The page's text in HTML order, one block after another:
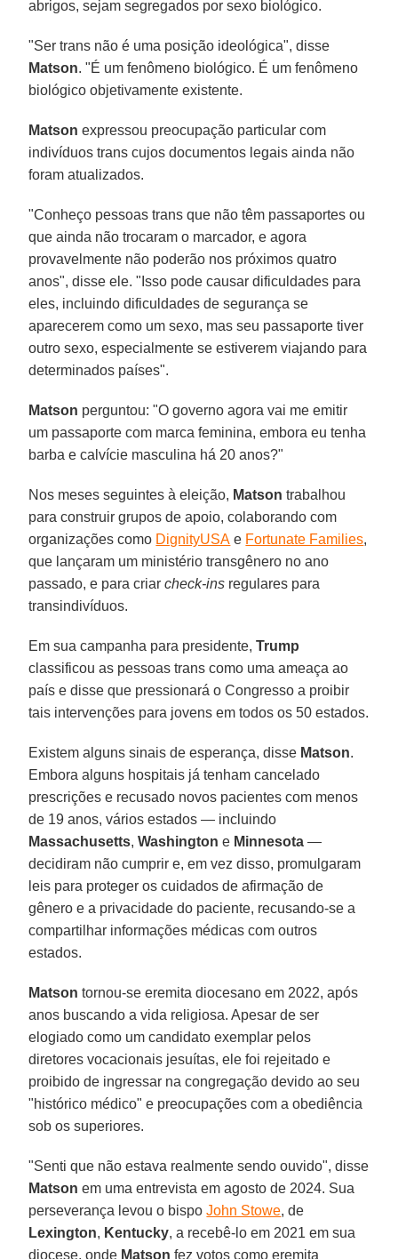
abrigos, sejam segregados por sexo biológico.
"Ser trans não é uma posição ideológica", disse
Matson. "É um fenômeno biológico. É um fenômeno
biológico objetivamente existente.
Matson expressou preocupação particular com
indivíduos trans cujos documentos legais ainda não
foram atualizados.
"Conheço pessoas trans que não têm passaportes ou
que ainda não trocaram o marcador, e agora
provavelmente não poderão nos próximos quatro
anos", disse ele. "Isso pode causar dificuldades para
eles, incluindo dificuldades de segurança se
aparecerem como um sexo, mas seu passaporte tiver
outro sexo, especialmente se estiverem viajando para
determinados países".
Matson perguntou: "O governo agora vai me emitir
um passaporte com marca feminina, embora eu tenha
barba e calvície masculina há 20 anos?"
Nos meses seguintes à eleição, Matson trabalhou
para construir grupos de apoio, colaborando com
organizações como DignityUSA e Fortunate Families,
que lançaram um ministério transgênero no ano
passado, e para criarcheck-ins regulares para
transindivíduos.
Em sua campanha para presidente,Trump
classificou as pessoas trans como uma ameaça ao
país e disse que pressionará o Congresso a proibir
tais intervenções para jovens em todos os 50 estados.
Existem alguns sinais de esperança, disse Matson.
Embora alguns hospitais já tenham cancelado
prescrições e recusado novos pacientes com menos
de 19 anos, vários estados — incluindo
Massachusetts,Washington e Minnesota —
decidiram não cumprir e, em vez disso, promulgaram
leis para proteger os cuidados de afirmação de
gênero e a privacidade do paciente, recusando-se a
compartilhar informações médicas com outros
estados.
Matson tornou-se eremita diocesano em 2022, após
anos buscando a vida religiosa. Apesar de ser
elogiado como um candidato exemplar pelos
diretores vocacionais jesuítas, ele foi rejeitado e
proibido de ingressar na congregação devido ao seu
"histórico médico" e preocupações com a obediência
sob os superiores.
"Senti que não estava realmente sendo ouvido", disse
Matson em uma entrevista em agosto de 2024. Sua
perseverança levou o bispoJohn Stowe, de
Lexington, Kentucky, a recebê-lo em 2021 em sua
diocese, onde Matson fez votos como eremita